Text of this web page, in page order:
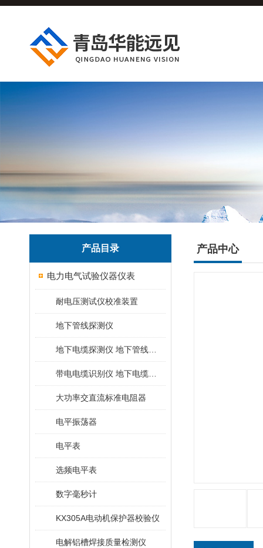
产品目录
电力电气试验仪器仪表
耐电压测试仪校准装置
地下管线探测仪
大功率交直流标准电阻器
电平振荡器
电平表
选频电平表
数字毫秒计
KX305A电动机保护器校验仪
电解铝槽焊接质量检测仪
产品中心